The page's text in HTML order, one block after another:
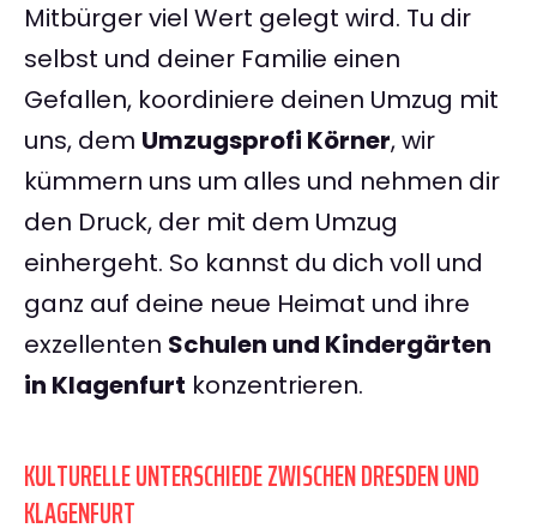
Mitbürger viel Wert gelegt wird. Tu dir
selbst und deiner Familie einen
Gefallen, koordiniere deinen Umzug mit
uns, dem Umzugsprofi Körner, wir
kümmern uns um alles und nehmen dir
den Druck, der mit dem Umzug
einhergeht. So kannst du dich voll und
ganz auf deine neue Heimat und ihre
exzellenten Schulen und Kindergärten
in Klagenfurt konzentrieren.
KULTURELLE UNTERSCHIEDE ZWISCHEN DRESDEN UND
KLAGENFURT